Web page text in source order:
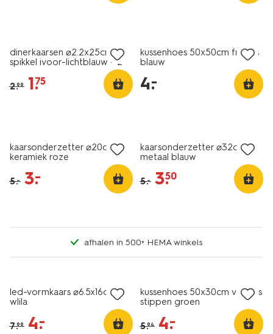
dinerkaarsen ⌀2.2x25cm
spikkel ivoor-lichtblauw - 2
2.99 1.
75
kussenhoes 50x50cm franjes
blauw
4.
–
kaarsonderzetter ⌀20cm
keramiek roze
5.– 3.
–
kaarsonderzetter ⌀32cm
metaal blauw
5.– 3.
50
afhalen in 500+ HEMA winkels
led-vormkaars ⌀6.5x16cm
wlila
7.99 4.
–
kussenhoes 50x30cm velours
stippen groen
5.94 4.
–